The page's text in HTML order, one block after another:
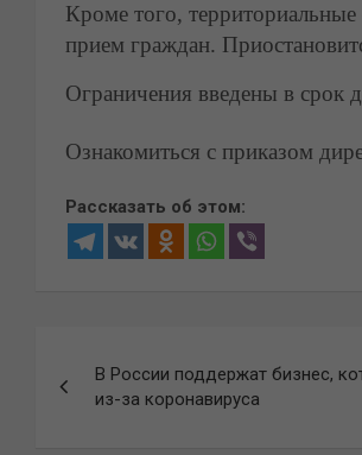
Кроме того,
прием граждан.
Ограничения введены в срок
Ознакомиться с приказом
Рассказать об этом:
по
В России поддержат бизнес,
из-за коронавируса